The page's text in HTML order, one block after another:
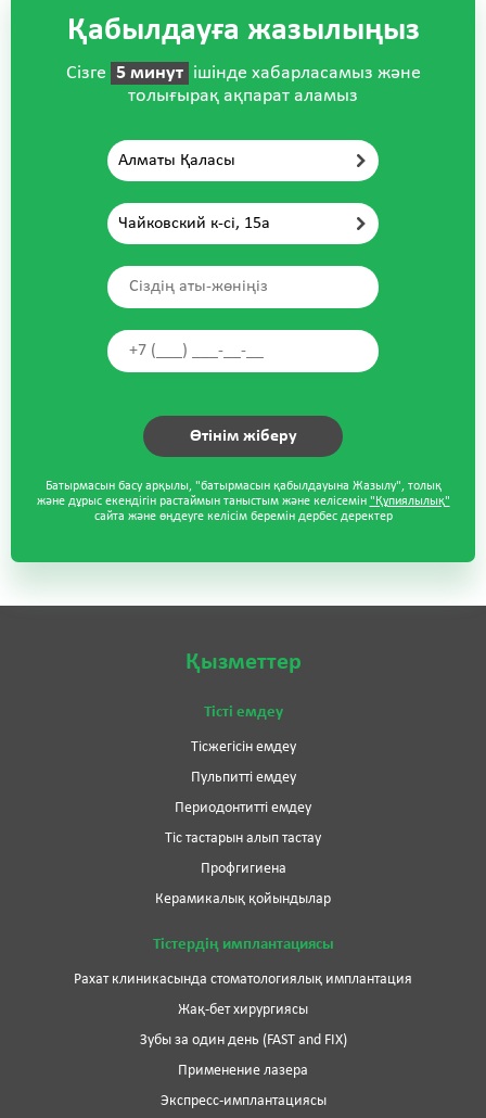
Қабылдауға жазылыңыз
Сізге 5 минут ішінде хабарласамыз және
толығырақ ақпарат аламыз
Алматы Қаласы
Чайковский к-сі, 15а
Батырмасын басу арқылы, "батырмасын қабылдауына Жазылу", толық
және дұрыс екендігін растаймын таныстым және келісемін "Құпиялылық"
сайта және өңдеуге келісім беремін дербес деректер
Қызметтер
Тісті емдеу
Тісжегісін емдеу
Пульпитті емдеу
Периодонтитті емдеу
Тіс тастарын алып тастау
Профгигиена
Керамикалық қойындылар
Тістердің имплантациясы
Рахат клиникасында стоматологиялық имплантация
Жақ-бет хирургиясы
Зубы за один день (FAST and FIX)
Применение лазера
Экспресс-имплантациясы